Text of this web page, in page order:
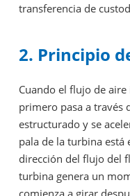
transferencia de
2. Principio
Cuando el flujo de
primero pasa a través
estructurado y se
pala de la turbina está
dirección del flujo del
turbina genera un
comienza a girar